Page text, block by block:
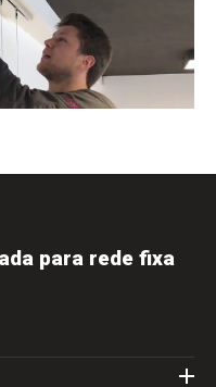
para rede fixa